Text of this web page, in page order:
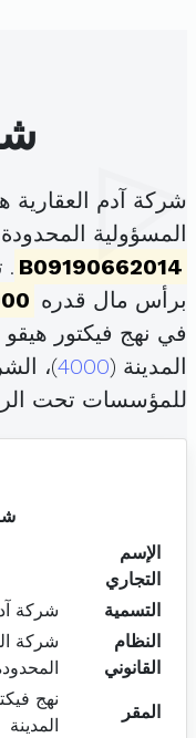
شركة آدم
المسؤولية
B09190662014
برأس مال قدره
المدينة (4000)،
للمؤسسات تحت
الإسم
التجاري
التسمية
شركة
النظام
القانوني
شركة
المقر
المدينة